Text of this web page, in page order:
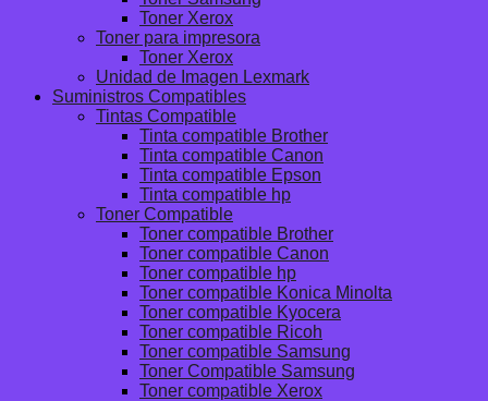
Toner Xerox
Toner para impresora
Toner Xerox
Unidad de Imagen Lexmark
Suministros Compatibles
Tintas Compatible
Tinta compatible Brother
Tinta compatible Canon
Tinta compatible Epson
Tinta compatible hp
Toner Compatible
Toner compatible Brother
Toner compatible Canon
Toner compatible hp
Toner compatible Konica Minolta
Toner compatible Kyocera
Toner compatible Ricoh
Toner compatible Samsung
Toner Compatible Samsung
Toner compatible Xerox